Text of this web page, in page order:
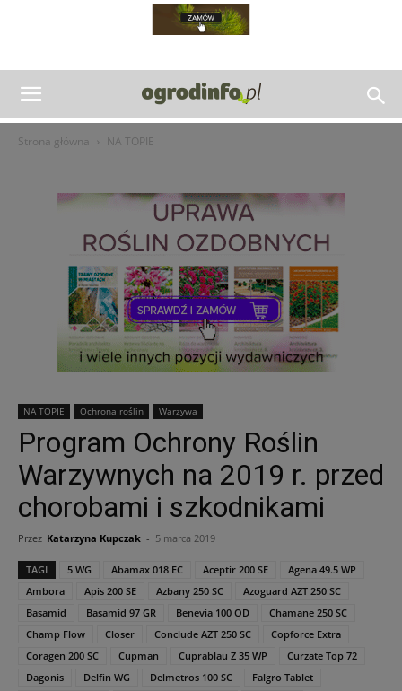
Strona główna NA TOPIE
NA TOPIE Ochrona roślin Warzywa
Program Ochrony Roślin
Warzywnych na 2019 r. przed
chorobami i szkodnikami
Przez Katarzyna Kupczak - 5 marca 2019
TAGI 5 WG Abamax 018 EC Aceptir 200 SE
Agena 49.5 WP
Ambora
Apis 200 SE Azbany 250 SC
Azoguard AZT 250 SC
Basamid
Basamid 97 GR Benevia 100 OD
Chamane 250 SC
Champ Flow
Closer Conclude AZT 250 SC
Copforce Extra
Coragen 200 SC
Cupman Cuprablau Z 35 WP
Curzate Top 72
Dagonis
Delfin WG Delmetros 100 SC
Falgro Tablet